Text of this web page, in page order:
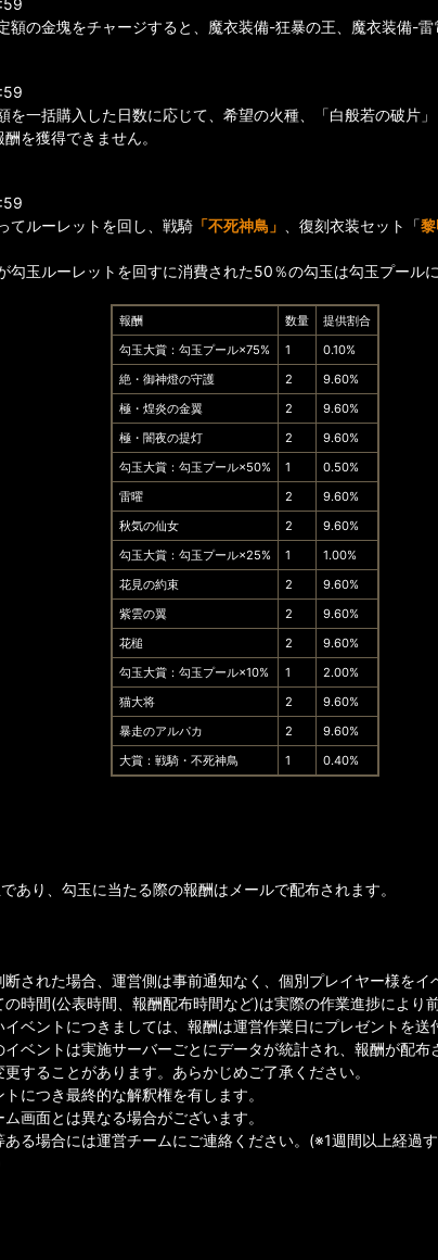
額の金塊をチャージすると、魔衣装備-狂暴の王、魔衣装備-
一括購入した日数に応じて、希望の火種、「白般若の破片」
を獲得できません。
てルーレットを回し、戦騎 「不死神鳥」 、復刻衣装セット「
勾玉ルーレットを回すに消費された50％の勾玉は勾玉プール
報酬 数量
提供割合
勾玉大賞：勾玉プール×75%
1
0.10%
絶・御神燈の守護
2
9.60%
極・煌炎の金翼
2
9.60%
極・闇夜の提灯
2
9.60%
勾玉大賞：勾玉プール×50%
1
0.50%
雷曜
2
9.60%
秋気の仙女
2
9.60%
勾玉大賞：勾玉プール×25%
1
1.00%
花見の約束
2
9.60%
紫雲の翼
2
9.60%
花槌
2
9.60%
勾玉大賞：勾玉プール×10%
1
2.00%
猫大将
2
9.60%
暴走のアルパカ
2
9.60%
大賞：戦騎・不死神鳥
1 0.40%
り、勾玉に当たる際の報酬はメールで配布されます。
された場合、運営側は事前通知なく、個別プレイヤー様をイ
時間(公表時間、報酬配布時間など)は実際の作業進捗により
ベントにつきましては、報酬は運営作業日にプレゼントを送
ベントは実施サーバーごとにデータが統計され、報酬が配布
することがあります。あらかじめご了承ください。
につき最終的な解釈権を有します。
画面とは異なる場合がございます。
る場合には運営チームにご連絡ください。(※1週間以上経過